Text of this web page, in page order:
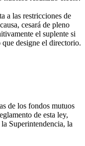
a las restricciones de
cesará de pleno
el suplente si
designe el directorio.
de los fondos mutuos
de esta ley,
Superintendencia, la